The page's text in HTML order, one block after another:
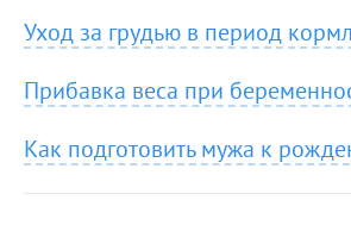
Уход за грудью в период
Прибавка веса при
Как подготовить мужа к